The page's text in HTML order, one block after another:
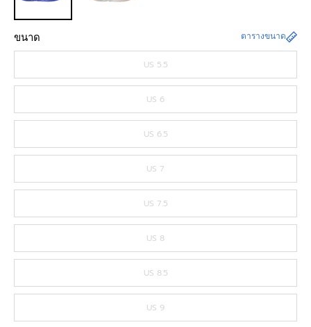
ขนาด ตารางขนาด
US 5.5
US 6
US 6.5
US 7
US 7.5
US 8
US 8.5
US 9